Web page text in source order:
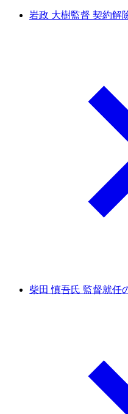
岩政 大樹監督 契約解
柴田 慎吾氏 監督就任